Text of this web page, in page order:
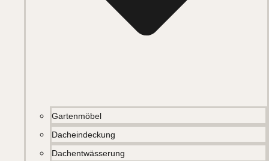
Gartenmöbel
Dacheindeckung
Dachentwässerung